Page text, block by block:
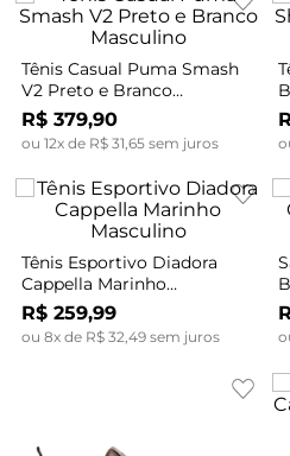
Tênis Casual Puma Smash
V2 Preto e Branco
Masculino
R$ 379,90
ou 12x de R$ 31 65sem juros
Tênis Esportivo Diadora
Cappella Marinho
Masculino
R$ 259,99
ou 8x de R$ 32,49sem juros